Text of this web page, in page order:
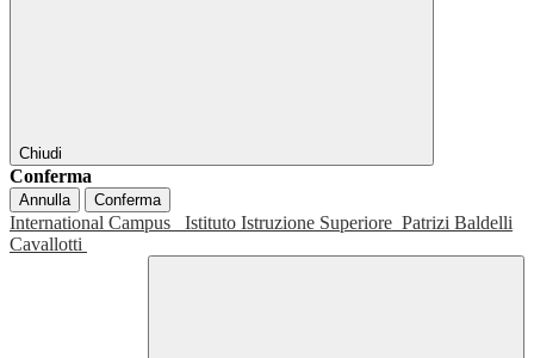
Chiudi
Conferma
Annulla Conferma
International Campus Istituto Istruzione Superiore Patrizi Baldelli
Cavallotti